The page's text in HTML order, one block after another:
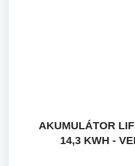
AKUMULÁTOR
14,3 KWH -